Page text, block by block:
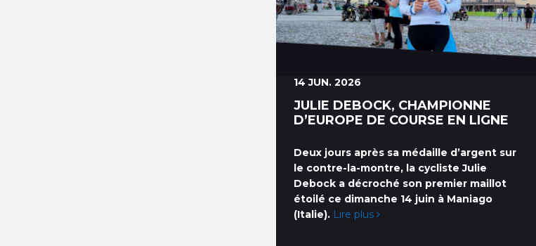
14 JUN. 2026
JULIE DEBOCK, CHAMPIONNE
D’EUROPE DE COURSE EN LIGNE
Deux jours après sa médaille d’argent sur
le contre-la-montre, la cycliste Julie
Debock a décroché son premier maillot
étoilé ce dimanche 14 juin à Maniago
(Italie). Lire plus